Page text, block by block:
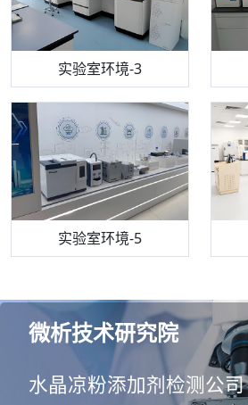
实验室环境-3
实验室环境-5
机构质检技术员-3
机构质检技术员-5
高效液相色谱仪
气相色谱仪
微析技术研究院
水晶凉粉添加剂检测公司